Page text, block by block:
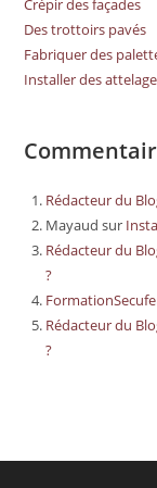
Crépir des façades
Des trottoirs pavés
Fabriquer des
Installer des
Rédacteur du
Mayaud sur
Rédacteur du
?
Rédacteur du
?